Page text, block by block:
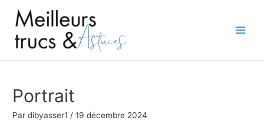
contenu
Portrait
Pardibyasser1 /19 décembre 2024